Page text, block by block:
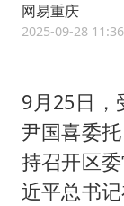
网易重庆
2025-09-28 11:36
9月25日，
尹国喜委
持召开区
近平总书